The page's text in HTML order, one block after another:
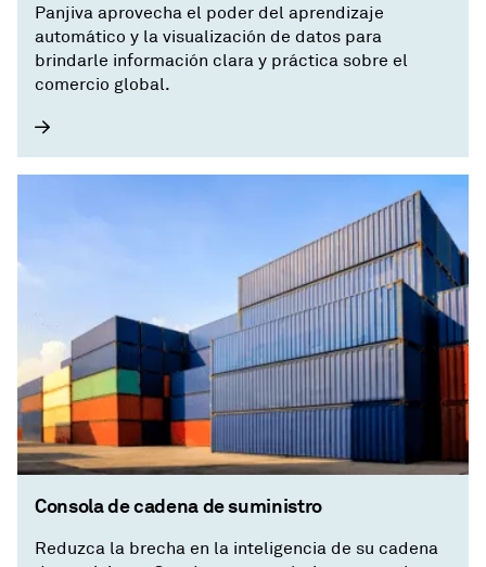
Panjiva aprovecha el poder del aprendizaje
automático y la visualización de datos para
brindarle información clara y práctica sobre el
comercio global.
Consola de cadena de suministro
Reduzca la brecha en la inteligencia de su cadena